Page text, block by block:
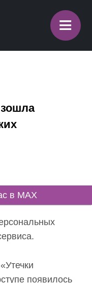
≡
в MAX
появилось